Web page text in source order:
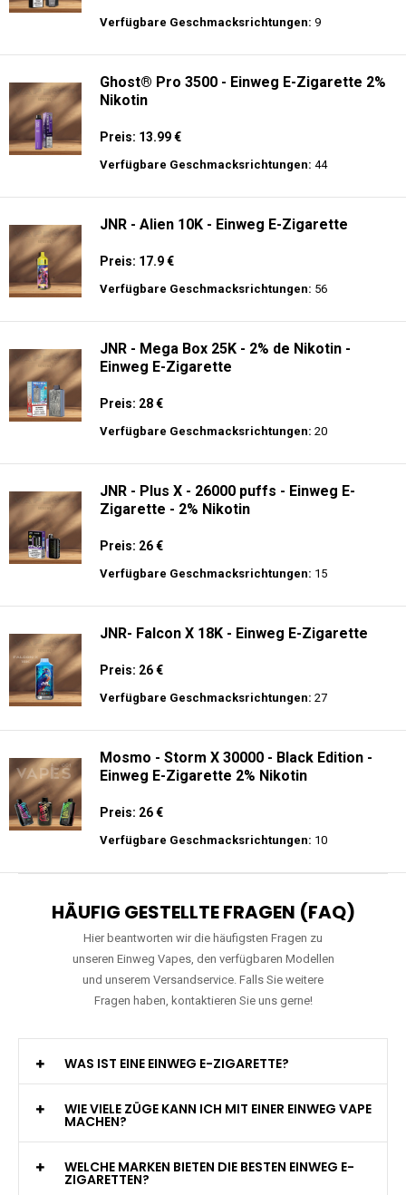
Verfügbare Geschmacksrichtungen: 9
Ghost® Pro 3500 - Einweg E-Zigarette 2%
Nikotin
Preis: 13.99 €
Verfügbare Geschmacksrichtungen: 44
JNR - Alien 10K - Einweg E-Zigarette
Preis: 17.9 €
Verfügbare Geschmacksrichtungen: 56
JNR - Mega Box 25K - 2% de Nikotin -
Einweg E-Zigarette
Preis: 28 €
Verfügbare Geschmacksrichtungen: 20
JNR - Plus X - 26000 puffs - Einweg E-
Zigarette - 2% Nikotin
Preis: 26 €
Verfügbare Geschmacksrichtungen: 15
JNR- Falcon X 18K - Einweg E-Zigarette
Preis: 26 €
Verfügbare Geschmacksrichtungen: 27
Mosmo - Storm X 30000 - Black Edition -
Einweg E-Zigarette 2% Nikotin
Preis: 26 €
Verfügbare Geschmacksrichtungen: 10
HÄUFIG GESTELLTE FRAGEN (FAQ)
Hier beantworten wir die häufigsten Fragen zu
unseren Einweg Vapes, den verfügbaren Modellen
und unserem Versandservice. Falls Sie weitere
Fragen haben, kontaktieren Sie uns gerne!
WAS IST EINE EINWEG E-ZIGARETTE?
WIE VIELE ZÜGE KANN ICH MIT EINER EINWEG VAPE
MACHEN?
WELCHE MARKEN BIETEN DIE BESTEN EINWEG E-
ZIGARETTEN?